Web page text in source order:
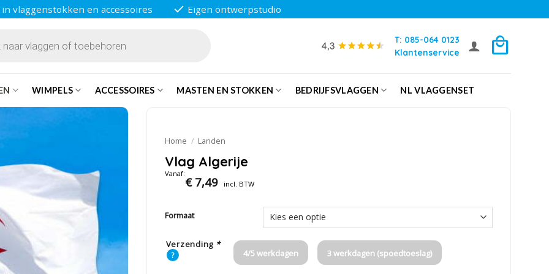
vlaggenstokken en accessoires Eigen ontwerpstudio
T: 085-064 0123
Klantenservice
WIMPELS ACCESSOIRES MASTEN EN STOKKEN BEDRIJFSVLAGGEN NL VLAGGENSET
Home / Landen
Vlag Algerije
Vanaf:
€7,49 incl. BTW
Formaat
Verzending *
? 4/5 werkdagen 3 werkdagen (spoedtoeslag)